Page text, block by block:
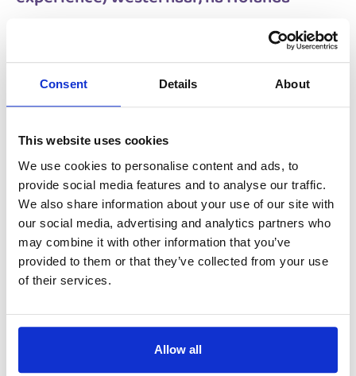
Consent Details About
This website uses cookies
We use cookies to personalise content and ads, to
provide social media features and to analyse our traffic.
We also share information about your use of our site with
our social media, advertising and analytics partners who
may combine it with other information that you’ve
provided to them or that they’ve collected from your use
of their services.
Allow all
star_border 0/5(0 reviews)
experience) Westerhaar, na Holanda
All-round Metal production worker (with
experience) Gameren, na Holanda
Salary:
All-round Metal production worker (with
Salário: desde